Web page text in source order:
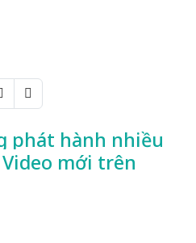
phát hành nhiều
mới trên